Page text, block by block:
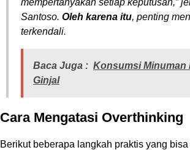
mempertanyakan setiap keputusan,”
Santoso. Oleh karena itu, penting
terkendali.
Baca Juga : Konsumsi Minuman
Ginjal
Cara Mengatasi Overthinking
Berikut beberapa langkah praktis yang bisa